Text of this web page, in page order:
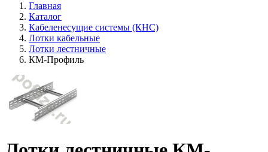
Главная
Каталог
Кабеленесущие системы (КНС)
Лотки кабельные
Лотки лестничные
КМ-Профиль